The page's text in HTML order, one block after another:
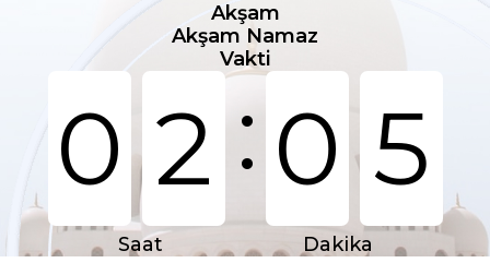
Akşam
Akşam Namaz
Vakti
0 2 : 0 5
Saat Dakika